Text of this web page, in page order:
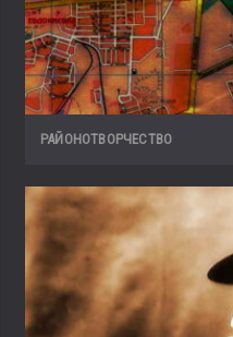
РАЙОНОТВОРЧЕСТВО